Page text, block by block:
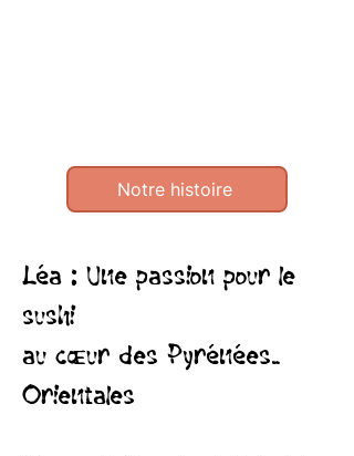
Notre histoire
Léa : Une passion pour le
sushi
au cœur des Pyrénées-
Orientales